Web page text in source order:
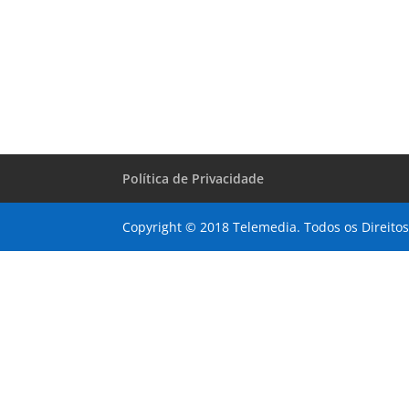
Política de Privacidade
Copyright © 2018 Telemedia. Todos os